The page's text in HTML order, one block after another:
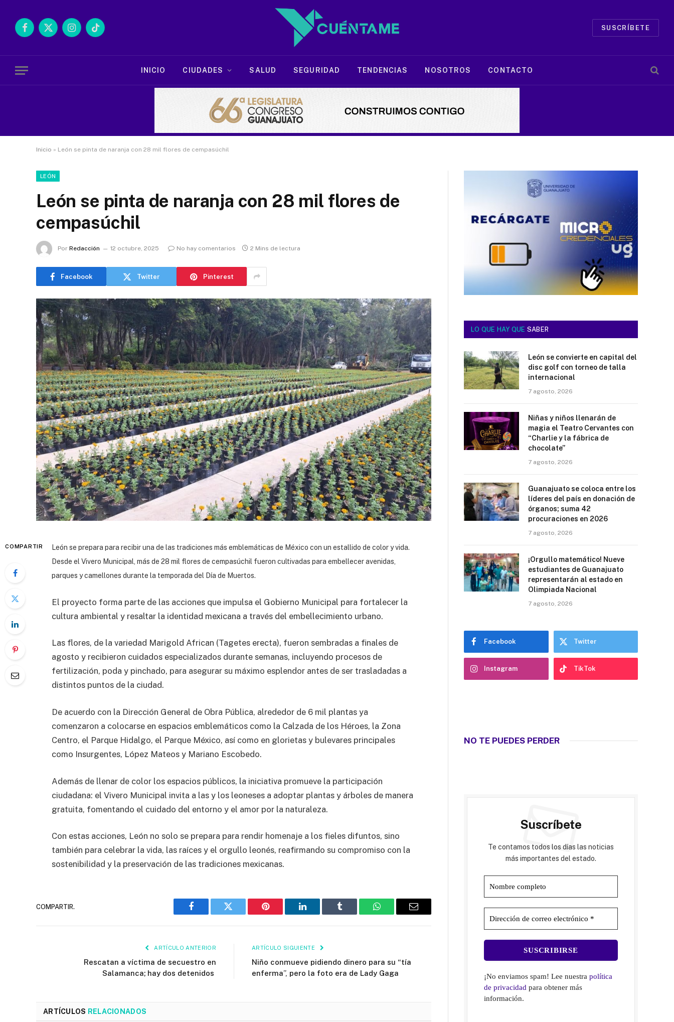
Facebook
X
InstagramTikTok
SUSCRÍBETE
INICIO CIUDADES SALUD SEGURIDAD TENDENCIAS NOSOTROS CONTACTO
Inicio » León se pinta de naranja con 28 mil flores de cempasúchil
LEÓN
León se pinta de naranja con 28 mil flores de
cempasúchil
Por Redacción 12 octubre, 2025 No hay comentarios 2 Mins de lectura
Facebook Twitter Pinterest
COMPARTIR
León se prepara para recibir una de las tradiciones más emblemáticas de México con un estallido de color y vida.
Desde el Vivero Municipal, más de 28 mil flores de cempasúchil fueron cultivadas para embellecer avenidas,
parques y camellones durante la temporada del Día de Muertos.
El proyecto forma parte de las acciones que impulsa el Gobierno Municipal para fortalecer la
cultura ambiental y resaltar la identidad mexicana a través del embellecimiento urbano.
Las flores, de la variedad Marigold African (Tagetes erecta), fueron sembradas a finales de
agosto y recibieron cuidados especializados durante semanas, incluyendo procesos de
fertilización, poda y pinchado, para asegurar su máximo esplendor antes de ser trasladadas a
distintos puntos de la ciudad.
De acuerdo con la Dirección General de Obra Pública, alrededor de 6 mil plantas ya
comenzaron a colocarse en espacios emblemáticos como la Calzada de los Héroes, la Zona
Centro, el Parque Hidalgo, el Parque México, así como en glorietas y bulevares principales
como Insurgentes, López Mateos y Mariano Escobedo.
Además de llenar de color los espacios públicos, la iniciativa promueve la participación
ciudadana: el Vivero Municipal invita a las y los leoneses a adoptar plantas y árboles de manera
gratuita, fomentando el cuidado del entorno y el amor por la naturaleza.
Con estas acciones, León no solo se prepara para rendir homenaje a los fieles difuntos, sino
también para celebrar la vida, las raíces y el orgullo leonés, reafirmando su compromiso con la
sostenibilidad y la preservación de las tradiciones mexicanas.
COMPARTIR.
Facebook Twitter Pinterest LinkedIn Tumblr WhatsAppEmail
ARTÍCULO ANTERIOR
Rescatan a víctima de secuestro en
Salamanca; hay dos detenidos
ARTÍCULO SIGUIENTE
Niño conmueve pidiendo dinero para su “tía
enferma”, pero la foto era de Lady Gaga
ARTÍCULOS RELACIONADOS
LO QUE HAY QUE SABER
León se convierte en capital del
disc golf con torneo de talla
internacional
7 agosto, 2026
Niñas y niños llenarán de
magia el Teatro Cervantes con
“Charlie y la fábrica de
chocolate”
7 agosto, 2026
Guanajuato se coloca entre los
líderes del país en donación de
órganos; suma 42
procuraciones en 2026
7 agosto, 2026
¡Orgullo matemático! Nueve
estudiantes de Guanajuato
representarán al estado en
Olimpiada Nacional
7 agosto, 2026
Facebook Twitter
Instagram TikTok
NO TE PUEDES PERDER
Suscríbete
Te contamos todos los días las noticias
más importantes del estado.
¡No enviamos spam! Lee nuestrapolítica
de privacidad para obtener más
información.